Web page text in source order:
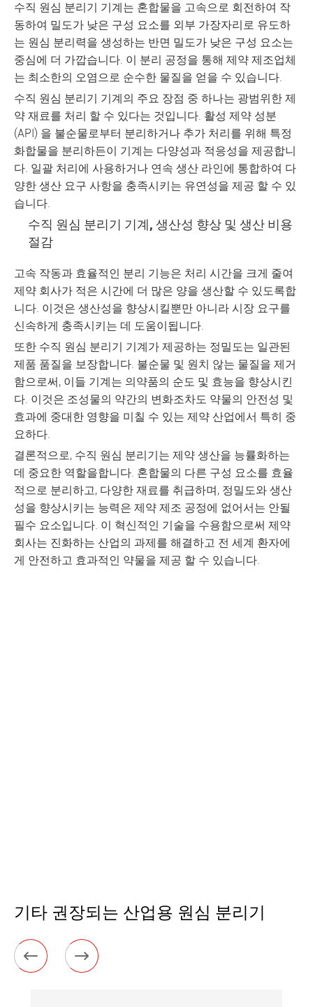
수직 원심 분리기 기계는 혼합물을 고속으로 회전하여 작
동하여 밀도가 낮은 구성 요소를 외부 가장자리로 유도하
는 원심 분리력을 생성하는 반면 밀도가 낮은 구성 요소는
중심에 더 가깝습니다. 이 분리 공정을 통해 제약 제조업체
는 최소한의 오염으로 순수한 물질을 얻을 수 있습니다.
수직 원심 분리기 기계의 주요 장점 중 하나는 광범위한 제
약 재료를 처리 할 수 있다는 것입니다. 활성 제약 성분
(API) 을 불순물로부터 분리하거나 추가 처리를 위해 특정
화합물을 분리하든이 기계는 다양성과 적응성을 제공합니
다. 일괄 처리에 사용하거나 연속 생산 라인에 통합하여 다
양한 생산 요구 사항을 충족시키는 유연성을 제공 할 수 있
습니다.
수직 원심 분리기 기계, 생산성 향상 및 생산 비용
절감
고속 작동과 효율적인 분리 기능은 처리 시간을 크게 줄여
제약 회사가 적은 시간에 더 많은 양을 생산할 수 있도록합
니다. 이것은 생산성을 향상시킬뿐만 아니라 시장 요구를
신속하게 충족시키는 데 도움이됩니다.
또한 수직 원심 분리기 기계가 제공하는 정밀도는 일관된
제품 품질을 보장합니다. 불순물 및 원치 않는 물질을 제거
함으로써, 이들 기계는 의약품의 순도 및 효능을 향상시킨
다. 이것은 조성물의 약간의 변화조차도 약물의 안전성 및
효과에 중대한 영향을 미칠 수 있는 제약 산업에서 특히 중
요하다.
결론적으로, 수직 원심 분리기는 제약 생산을 능률화하는
데 중요한 역할을합니다. 혼합물의 다른 구성 요소를 효율
적으로 분리하고, 다양한 재료를 취급하며, 정밀도와 생산
성을 향상시키는 능력은 제약 제조 공정에 없어서는 안될
필수 요소입니다. 이 혁신적인 기술을 수용함으로써 제약
회사는 진화하는 산업의 과제를 해결하고 전 세계 환자에
게 안전하고 효과적인 약물을 제공 할 수 있습니다.
기타 권장되는 산업용 원심 분리기
 